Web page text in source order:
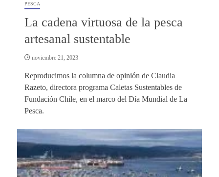
PESCA
La cadena virtuosa de la pesca
artesanal sustentable
noviembre 21, 2023
Reproducimos la columna de opinión de Claudia
Razeto, directora programa Caletas Sustentables de
Fundación Chile, en el marco del Día Mundial de La
Pesca.